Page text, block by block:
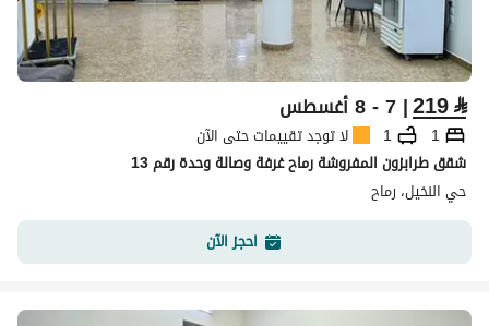
⃁
219| 7 - 8 أغسطس
1
1
لا توجد تقييمات حتى الآن
شقق طرابزون المفروشة رماح غرفة وصالة وحدة رقم 13
حي النخيل، رماح
احجز الآن